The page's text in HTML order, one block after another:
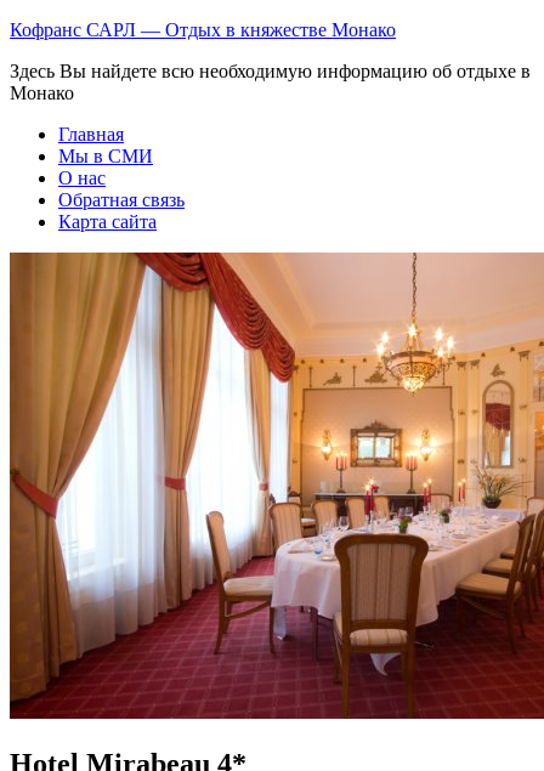
Кофранс САРЛ — Отдых в княжестве Монако
Здесь Вы найдете всю необходимую информацию об отдыхе в
Монако
Главная
Мы в СМИ
О нас
Обратная связь
Карта сайта
Hotel Mirabeau 4*